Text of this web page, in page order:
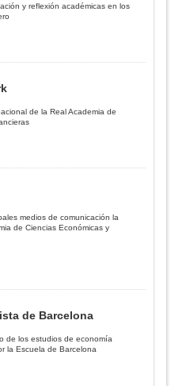
y reflexión académicas en los
de la Real Academia de
medios de comunicación la
de Ciencias Económicas y
de Barcelona
de los estudios de economía
la Escuela de Barcelona